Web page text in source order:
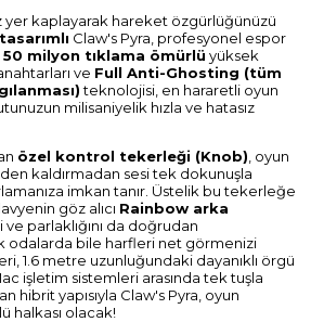
yer kaplayarak hareket özgürlüğünüzü
Claw's Pyra, profesyonel espor
50 milyon tıklama ömürlü yüksek
ve Full Anti-Ghosting (tüm
teknolojisi, en hararetli oyun
milisaniyelik hızla ve hatasız
özel kontrol tekerleği (Knob) , oyun
kaldırmadan sesi tek dokunuşla
imkan tanır . Üstelik bu tekerleğe
göz alıcı Rainbow arka
parlaklığını da doğrudan
odalarda bile harfleri net görmenizi
1.6 metre uzunluğundaki dayanıklı örgü
işletim sistemleri arasında tek tuşla
hibrit yapısıyla Claw's Pyra, oyun
halkası olacak!